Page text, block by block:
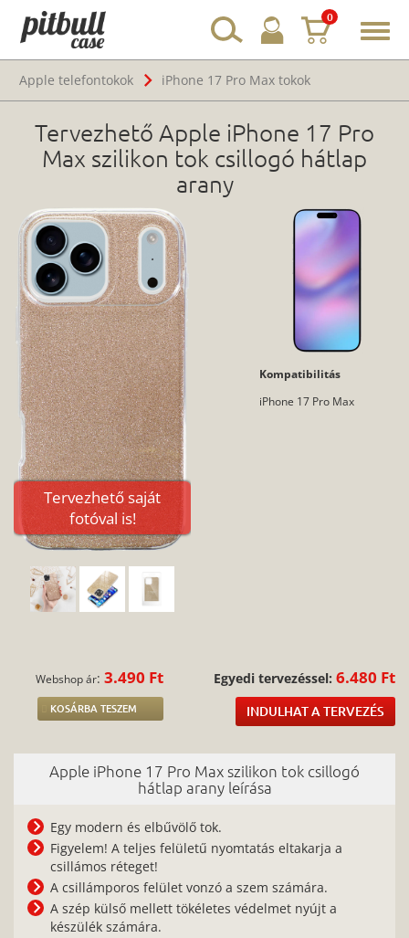
0
Apple telefontokok
iPhone 17 Pro Max tokok
Tervezhető Apple iPhone 17 Pro
Max szilikon tok csillogó hátlap
arany
Tervezhető saját
fotóval is!
Kompatibilitás
iPhone 17 Pro Max
Webshop ár:3.490 Ft
KOSÁRBA TESZEM
Egyedi tervezéssel: 6.480 Ft
INDULHAT A TERVEZÉS
Apple iPhone 17 Pro Max szilikon tok csillogó
hátlap arany leírása
Egy modern és elbűvölő tok.
Figyelem! A teljes felületű nyomtatás eltakarja a
csillámos réteget!
A csillámporos felület vonzó a szem számára.
A szép külső mellett tökéletes védelmet nyújt a
készülék számára.